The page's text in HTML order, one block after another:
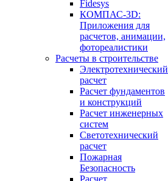
Fidesys
КОМПАС-3D:
Приложения для
расчетов, анимации,
фотореалистики
Расчеты в строительстве
Электротехнический
расчет
Расчет фундаментов
и конструкций
Расчет инженерных
систем
Светотехнический
расчет
Пожарная
Безопасность
Расчет